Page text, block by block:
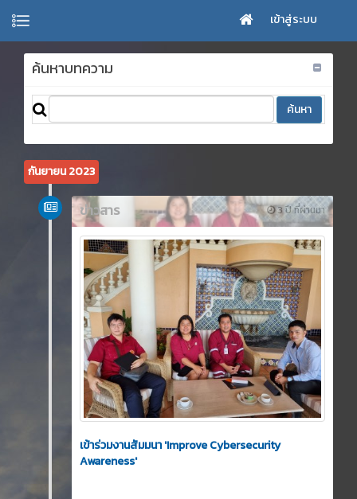
เข้าสู่ระบบ
ค้นหาบทความ
กันยายน 2023
3 ปี ที่ผ่านมา
ข่าวสาร
เข้าร่วมงานสัมมนา 'Improve Cybersecurity
Awareness'